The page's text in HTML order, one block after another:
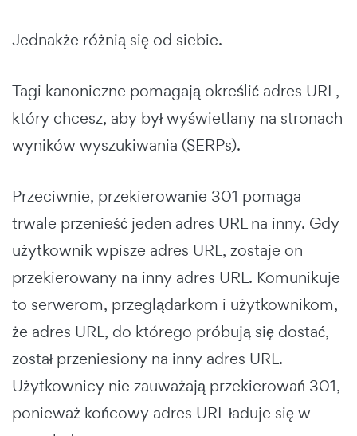
Jednakże różnią się od siebie.
Tagi kanoniczne pomagają określić adres URL,
który chcesz, aby był wyświetlany na stronach
wyników wyszukiwania (SERPs).
Przeciwnie, przekierowanie 301 pomaga
trwale przenieść jeden adres URL na inny. Gdy
użytkownik wpisze adres URL, zostaje on
przekierowany na inny adres URL. Komunikuje
to serwerom, przeglądarkom i użytkownikom,
że adres URL, do którego próbują się dostać,
został przeniesiony na inny adres URL.
Użytkownicy nie zauważają przekierowań 301,
ponieważ końcowy adres URL ładuje się w